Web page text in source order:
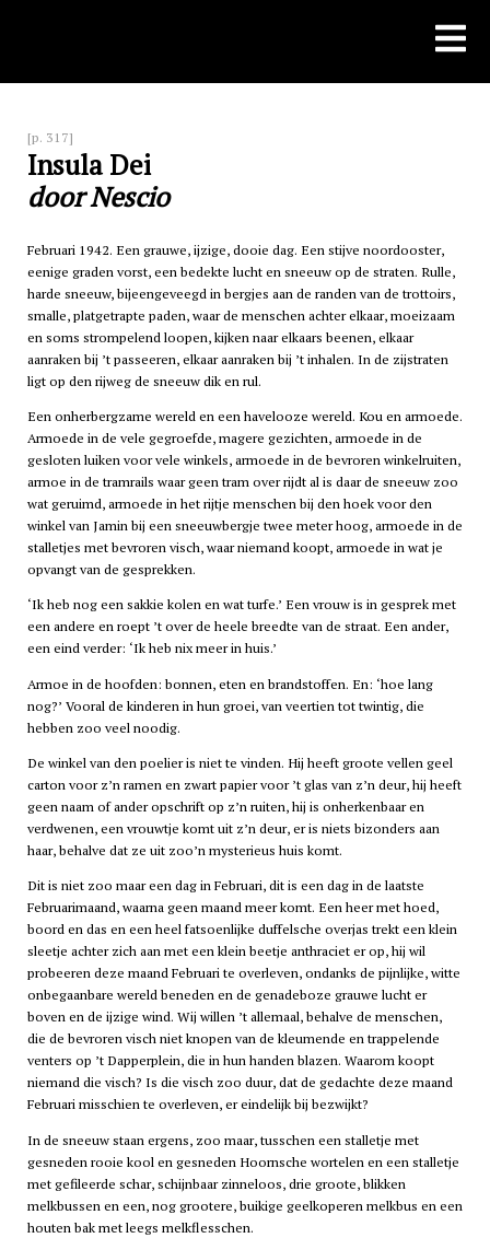
[p. 317]
Insula Dei
door Nescio
Februari 1942. Een grauwe, ijzige, dooie dag. Een stijve noordooster,
eenige graden vorst, een bedekte lucht en sneeuw op de straten. Rulle,
harde sneeuw, bijeengeveegd in bergjes aan de randen van de trottoirs,
smalle, platgetrapte paden, waar de menschen achter elkaar, moeizaam
en soms strompelend loopen, kijken naar elkaars beenen, elkaar
aanraken bij ’t passeeren, elkaar aanraken bij ’t inhalen. In de zijstraten
ligt op den rijweg de sneeuw dik en rul.
Een onherbergzame wereld en een havelooze wereld. Kou en armoede.
Armoede in de vele gegroefde, magere gezichten, armoede in de
gesloten luiken voor vele winkels, armoede in de bevroren winkelruiten,
armoe in de tramrails waar geen tram over rijdt al is daar de sneeuw zoo
wat geruimd, armoede in het rijtje menschen bij den hoek voor den
winkel van Jamin bij een sneeuwbergje twee meter hoog, armoede in de
stalletjes met bevroren visch, waar niemand koopt, armoede in wat je
opvangt van de gesprekken.
‘Ik heb nog een sakkie kolen en wat turfe.’ Een vrouw is in gesprek met
een andere en roept ’t over de heele breedte van de straat. Een ander,
een eind verder: ‘Ik heb nix meer in huis.’
Armoe in de hoofden: bonnen, eten en brandstoffen. En: ‘hoe lang
nog?’ Vooral de kinderen in hun groei, van veertien tot twintig, die
hebben zoo veel noodig.
De winkel van den poelier is niet te vinden. Hij heeft groote vellen geel
carton voor z’n ramen en zwart papier voor ’t glas van z’n deur, hij heeft
geen naam of ander opschrift op z’n ruiten, hij is onherkenbaar en
verdwenen, een vrouwtje komt uit z’n deur, er is niets bizonders aan
haar, behalve dat ze uit zoo’n mysterieus huis komt.
Dit is niet zoo maar een dag in Februari, dit is een dag in de laatste
Februarimaand, waarna geen maand meer komt. Een heer met hoed,
boord en das en een heel fatsoenlijke duffelsche overjas trekt een klein
sleetje achter zich aan met een klein beetje anthraciet er op, hij wil
probeeren deze maand Februari te overleven, ondanks de pijnlijke, witte
onbegaanbare wereld beneden en de genadeboze grauwe lucht er
boven en de ijzige wind. Wij willen ’t allemaal, behalve de menschen,
die de bevroren visch niet knopen van de kleumende en trappelende
venters op ’t Dapperplein, die in hun handen blazen. Waarom koopt
niemand die visch? Is die visch zoo duur, dat de gedachte deze maand
Februari misschien te overleven, er eindelijk bij bezwijkt?
In de sneeuw staan ergens, zoo maar, tusschen een stalletje met
gesneden rooie kool en gesneden Hoornsche wortelen en een stalletje
met gefileerde schar, schijnbaar zinneloos, drie groote, blikken
melkbussen en een, nog grootere, buikige geelkoperen melkbus en een
houten bak met leegs melkflesschen.